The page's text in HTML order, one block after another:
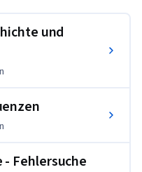
verbessern können.
Sie lernen, wie
und in der
können.  Der Kurs
werden. Der
reicht nicht aus, die
nur
und
Fehlersuche